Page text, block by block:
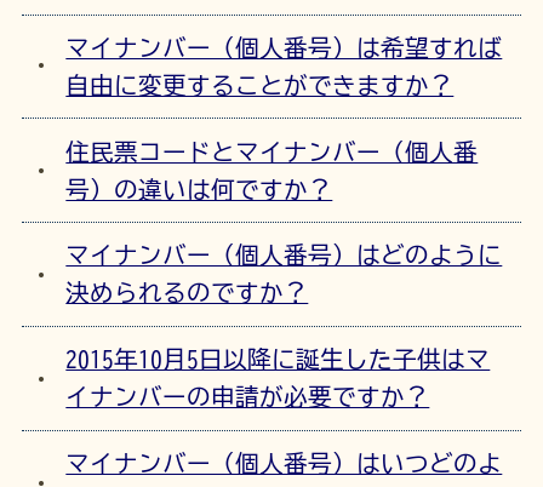
マイナンバー（個人番号）は希望すれば
自由に変更することができますか？
住民票コードとマイナンバー（個人番
号）の違いは何ですか？
マイナンバー（個人番号）はどのように
決められるのですか？
2015年10月5日以降に誕生した子供はマ
イナンバーの申請が必要ですか？
マイナンバー（個人番号）はいつどのよ